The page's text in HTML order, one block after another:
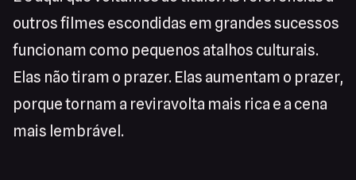
outros filmes escondidas em grandes sucessos
funcionam como pequenos atalhos culturais.
Elas não tiram o prazer. Elas aumentam o prazer,
porque tornam a reviravolta mais rica e a cena
mais lembrável.